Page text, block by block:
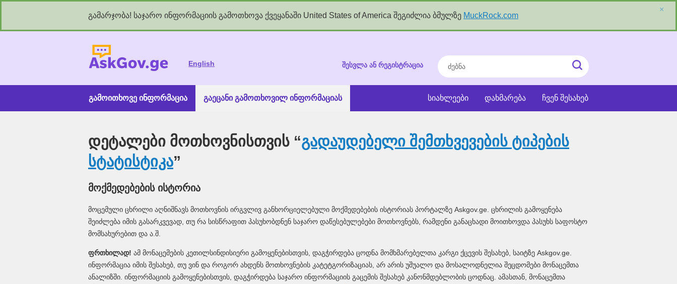
გამარჯობა! საჯარო ინფორმაციის გამოთხოვა ქვეყანაში United States of America შეგიძლია ბმულზე MuckRock.com
×
English ძებნა
ძიეების
ჩატვირთვა
შესვლა ან რეგისტრაცია
გამოითხოვე ინფორმაცია გაეცანი გამოთხოვილ ინფორმაციას ჩვენ შესახებ
დახმარება
სიახლეები
დეტალები მოთხოვნისთვის “გადაუდებელი შემთხვევების ტიპების
სტატისტიკა”
მოქმედებების ისტორია
მოცემული ცხრილი აღნიშნავს მოთხოვნის ირგვლივ განხორციელებული მოქმედებების ისტორიას პორტალზე Askgov.ge. ცხრილის გამოყენება
შეიძლება იმის გასარკვევად, თუ რა სისწრაფით პასუხობდნენ საჯარო დაწესებულებები მოთხოვნებს, რამდენი განაცხადი მოითხოვდა პასუხს საფოსტო
მომსახურებით და ა.შ.
ფრთხილად! ამ მონაცემების კეთილსინდისიერი გამოყენებისთვის, დაგჭირდება ცოდნა მომხმარებელთა კარგი ქცევის შესახებ, საიტზე Askgov.ge.
ინფორმაცია იმის შესახებ, თუ ვინ და როგორ ახდენს მოთხოვნების კატეტგორიზაციას, არ არის უშუალო და მოსალოდნელია შეცდომები მონაცემთა
ანალიზში. ინფორმაციის გამოყენებისთვის, დაგჭირდება საჯარო ინფორმაციის გაცემის შესახებ კანონმდებლობის ცოდნაც. ამასთან, მონაცემთა